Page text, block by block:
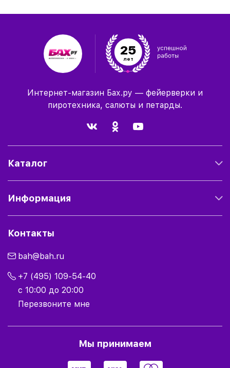
25
лет
Интернет-магазин Бах.ру — фейерверки и
пиротехника, салюты и петарды.
Каталог
Информация
Контакты
bah@bah.ru
+7 (495) 109-54-40
с 10:00 до 20:00
Перезвоните мне
Мы принимаем